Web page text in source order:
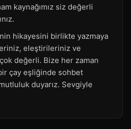
kaynağımız siz değerli
hikayesini birlikte yazmaya
eleştirileriniz ve
değerli. Bize her zaman
çay eşliğinde sohbet
duyarız. Sevgiyle